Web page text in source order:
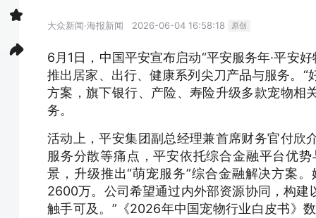
大众新闻·海报新闻 2026-06-04 16:58:18 原创
6月1日，中国平安宣布启动“平安服务年·平安
推出居家、出行、健康系列尖刀产品与服务。“
方案，旗下银行、产险、寿险升级多款宠物相
务。
活动上，平安集团副总经理兼首席财务官付欣
服务分散等痛点，平安依托综合金融平台优
景，升级推出“萌宠服务”综合金融解决方案
2600万。公司希望通过内外部资源协同，构
触手可及。”《2026年中国宠物行业白皮书》